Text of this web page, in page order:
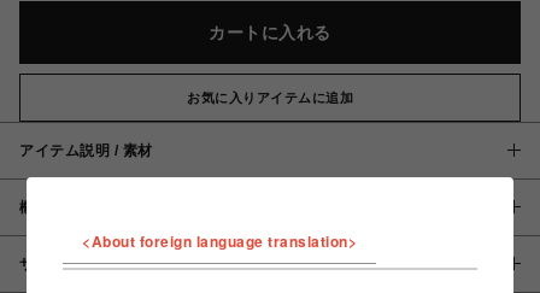
カートに入れる
お気に入りアイテムに追加
アイテム説明 / 素材
概要
サイズ
<About foreign language translation>